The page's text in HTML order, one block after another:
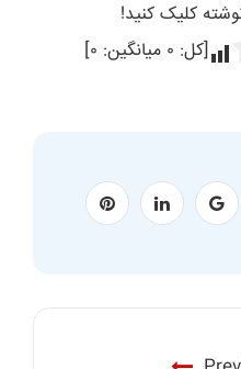
کلیک کنید!
[کل: ۰ میانگین: ۰]